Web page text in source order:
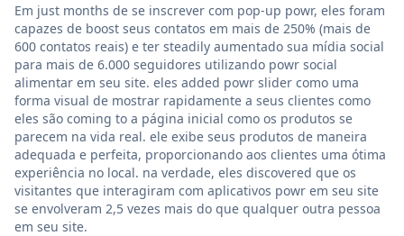
Em just months de se inscrever com pop-up powr, eles foram
capazes de boost seus contatos em mais de 250% (mais de
600 contatos reais) e ter steadily aumentado sua mídia social
para mais de 6.000 seguidores utilizando powr social
alimentar em seu site. eles added powr slider como uma
forma visual de mostrar rapidamente a seus clientes como
eles são coming to a página inicial como os produtos se
parecem na vida real. ele exibe seus produtos de maneira
adequada e perfeita, proporcionando aos clientes uma ótima
experiência no local. na verdade, eles discovered que os
visitantes que interagiram com aplicativos powr em seu site
se envolveram 2,5 vezes mais do que qualquer outra pessoa
em seu site.